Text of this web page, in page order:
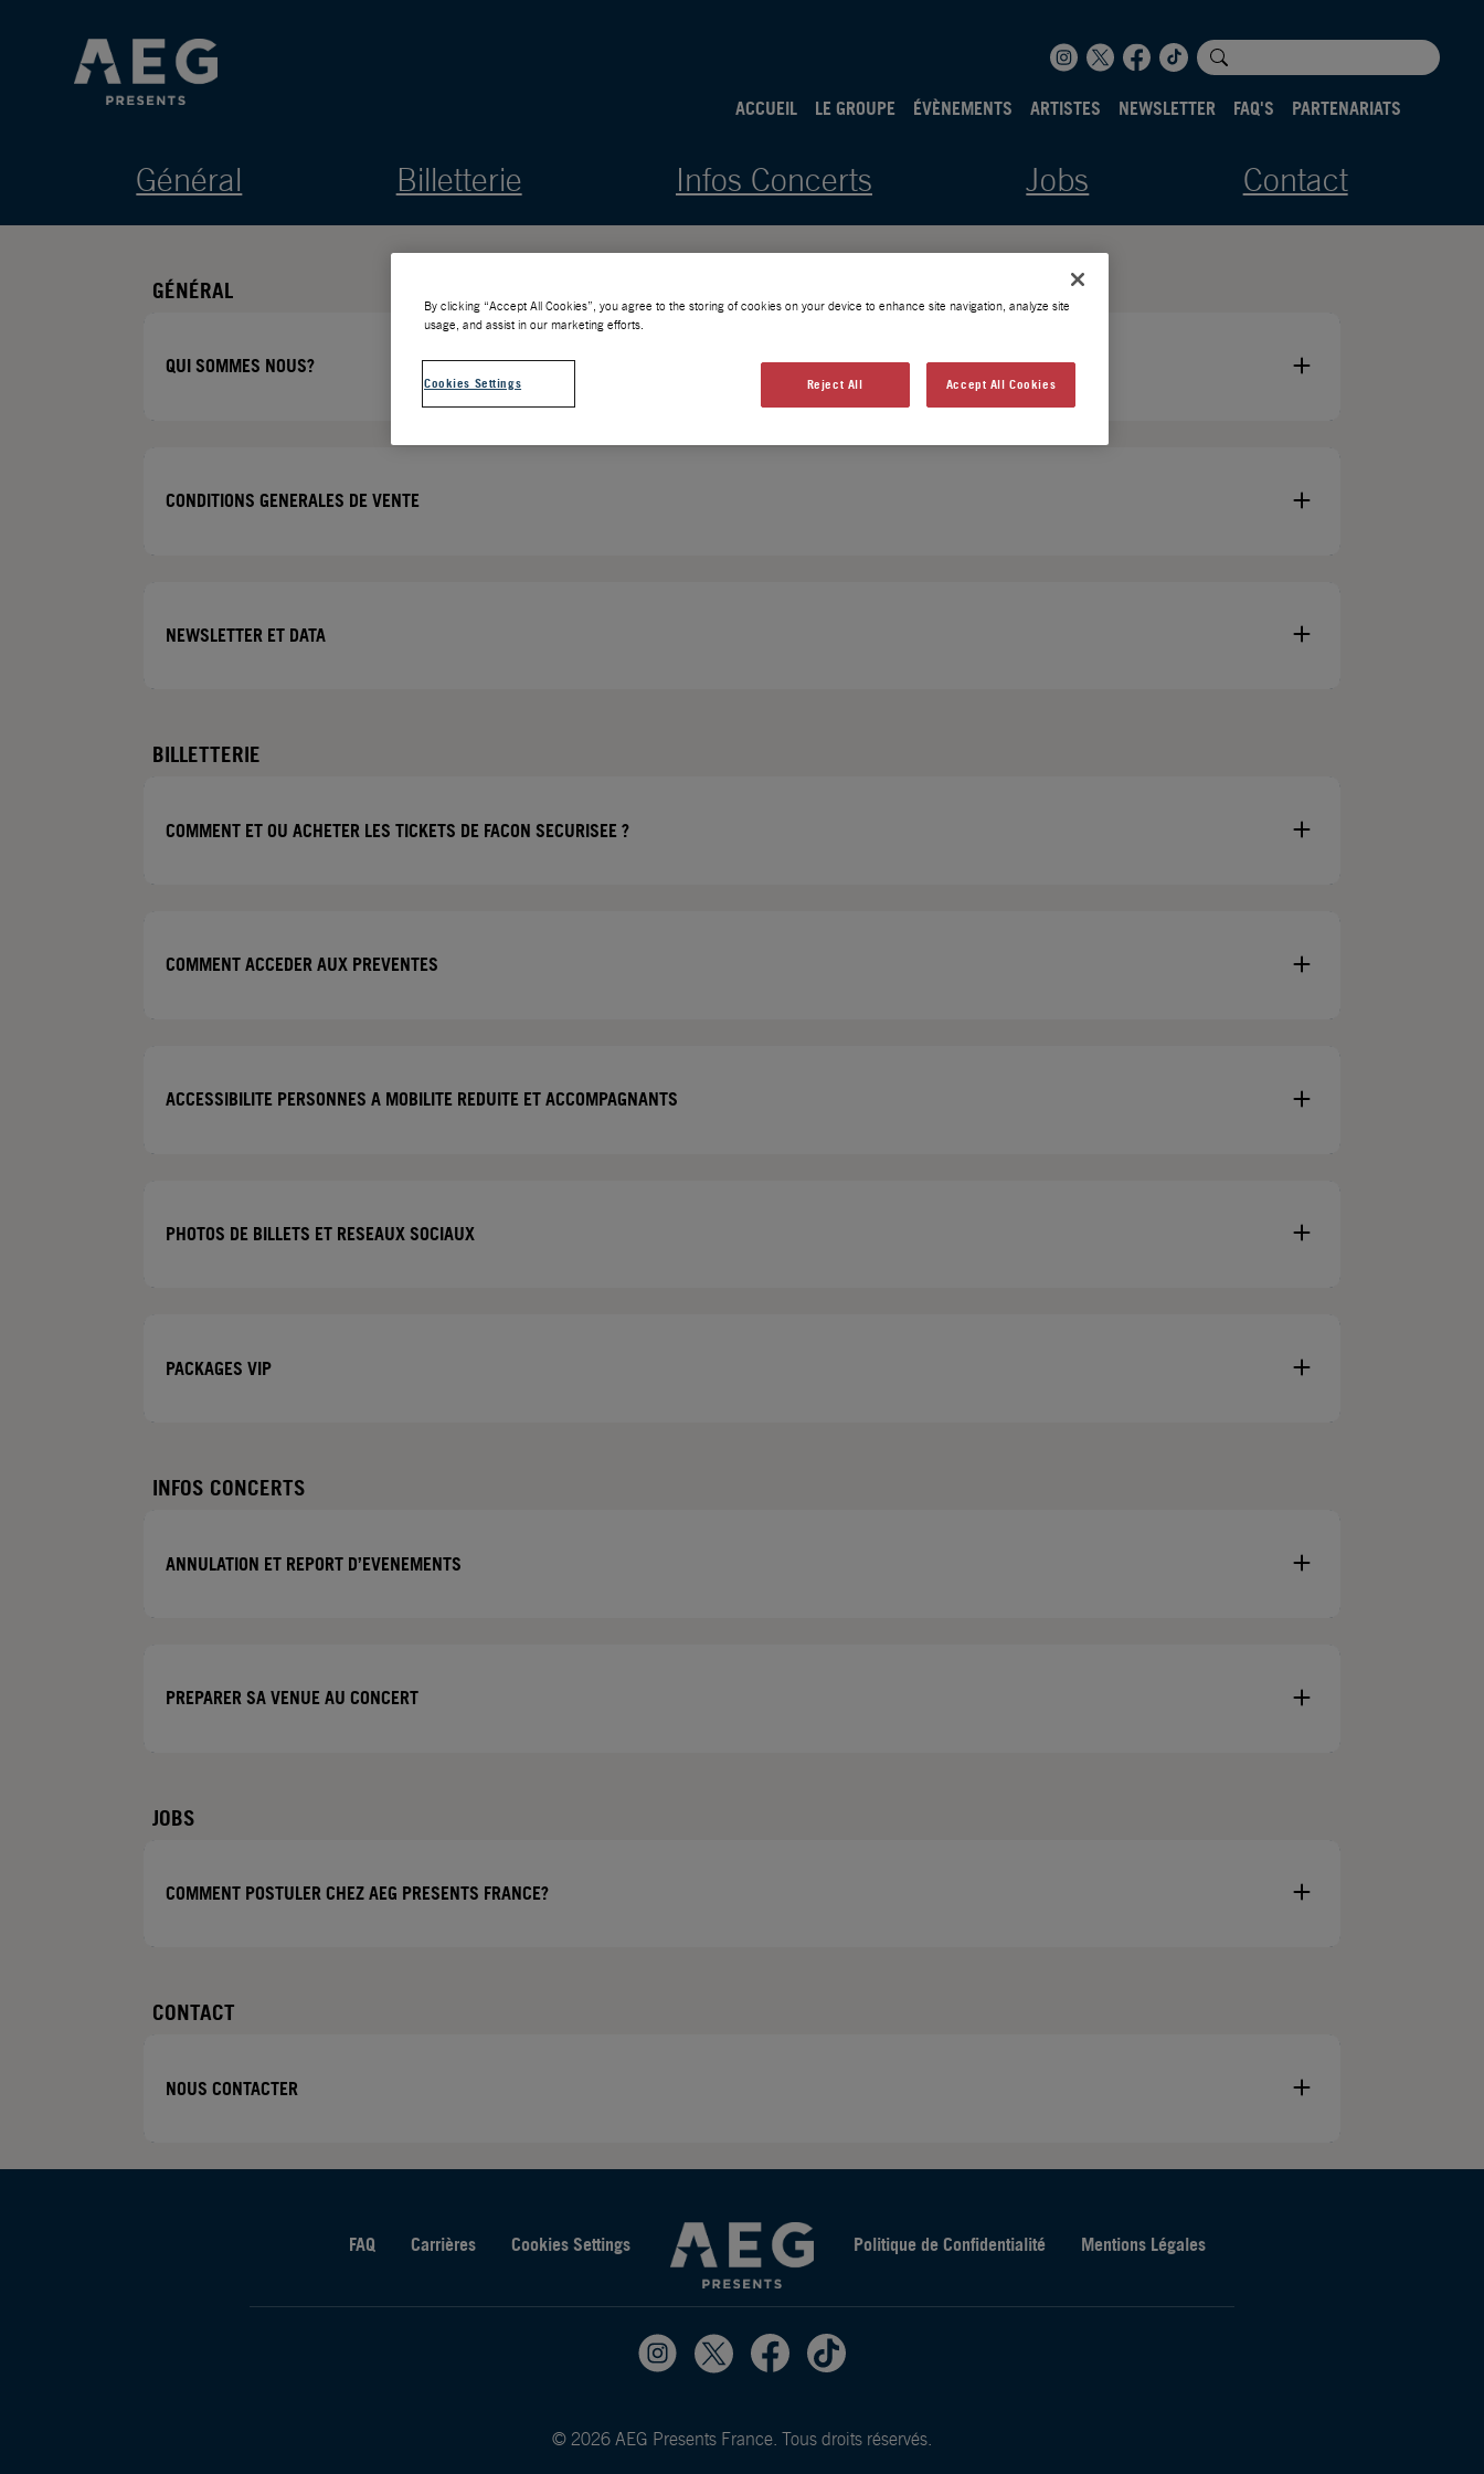
ACCUEIL LE GROUPE ÉVÈNEMENTS ARTISTES NEWSLETTER FAQ'S PARTENARIATS
Général Billetterie Infos Concerts Jobs Contact
GÉNÉRAL
QUI SOMMES NOUS?
CONDITIONS GENERALES DE VENTE
NEWSLETTER ET DATA
BILLETTERIE
COMMENT ET OU ACHETER LES TICKETS DE FACON SECURISEE ?
COMMENT ACCEDER AUX PREVENTES
ACCESSIBILITE PERSONNES A MOBILITE REDUITE ET ACCOMPAGNANTS
PHOTOS DE BILLETS ET RESEAUX SOCIAUX
PACKAGES VIP
INFOS CONCERTS
ANNULATION ET REPORT D’EVENEMENTS
PREPARER SA VENUE AU CONCERT
JOBS
COMMENT POSTULER CHEZ AEG PRESENTS FRANCE?
CONTACT
NOUS CONTACTER
FAQ Carrières Cookies Settings Politique de Confidentialité Mentions Légales
© 2026 AEG Presents France. Tous droits réservés.
By clicking “Accept All Cookies”, you agree to the storing of cookies on your device to enhance site navigation, analyze site
usage, and assist in our marketing efforts.
Cookies Settings Reject All Accept All Cookies